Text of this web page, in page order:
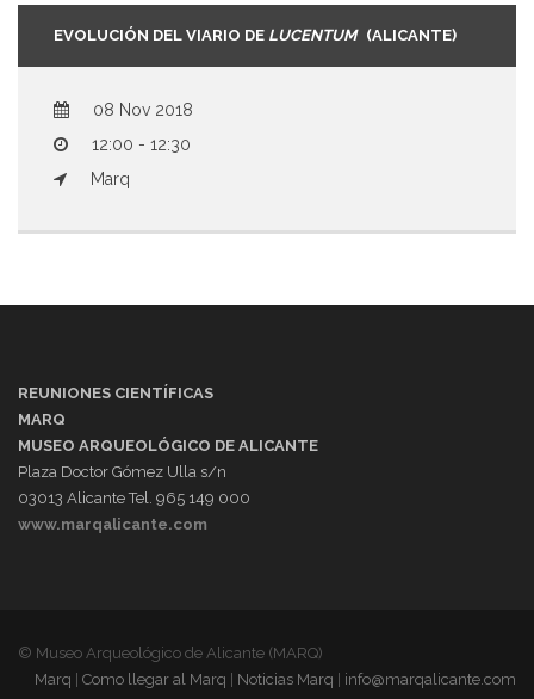
EVOLUCIÓN DEL VIARIO DE LUCENTUM (ALICANTE)
08 Nov 2018
12:00 - 12:30
Marq
REUNIONES CIENTÍFICAS
MARQ
MUSEO ARQUEOLÓGICO DE ALICANTE
Plaza Doctor Gómez Ulla s/n
03013 Alicante Tel. 965 149 000
www.marqalicante.com
© Museo Arqueológico de Alicante (MARQ)
Marq | Como llegar al Marq | Noticias Marq | info@marqalicante.com